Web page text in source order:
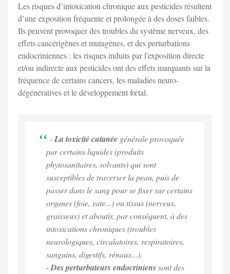
Les risques d’intoxication chronique aux pesticides résultent
d’une exposition fréquente et prolongée à des doses faibles.
Ils peuvent provoquer des troubles du système nerveux, des
effets cancérigènes et mutagènes, et des perturbations
endocriniennes : les risques induits par l'exposition directe
et/ou indirecte aux pesticides ont des effets marquants sur la
fréquence de certains cancers, les maladies neuro-
dégénératives et le développement fœtal.
-La toxicité cutanée générale provoquée
par certains liquides (produits
phytosanitaires, solvants) qui sont
susceptibles de traverser la peau, puis de
passer dans le sang pour se fixer sur certains
organes (foie, rate...) ou tissus (nerveux,
graisseux) et aboutir, par conséquent, à des
intoxications chroniques (troubles
neurologiques, circulatoires, respiratoires,
sanguins, digestifs, rénaux...).
-Des perturbateurs endocrinienssont des